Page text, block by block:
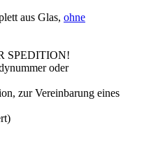
aus Glas, ohne
SPEDITION!
oder
zur Vereinbarung eines